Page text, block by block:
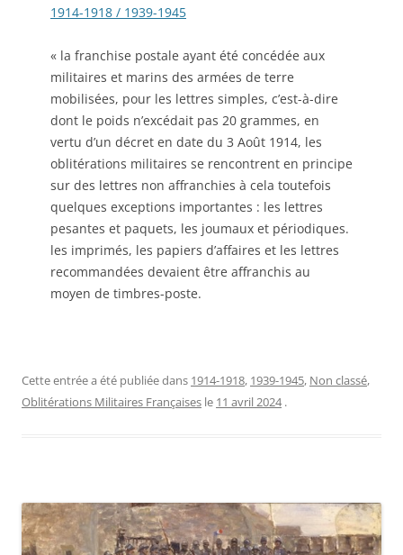
1914-1918 / 1939-1945
« la franchise postale ayant été concédée aux
militaires et marins des armées de terre
mobilisées, pour les lettres simples, c’est-à-dire
dont le poids n’excédait pas 20 grammes, en
vertu d’un décret en date du 3 Août 1914, les
oblitérations militaires se rencontrent en principe
sur des lettres non affranchies à cela toutefois
quelques exceptions importantes : les lettres
pesantes et paquets, les joumaux et périodiques.
les imprimés, les papiers d’affaires et les lettres
recommandées devaient être affranchis au
moyen de timbres-poste.
Cette entrée a été publiée dans 1914-1918, 1939-1945, Non classé,
Oblitérations Militaires Françaises le 11 avril 2024 .